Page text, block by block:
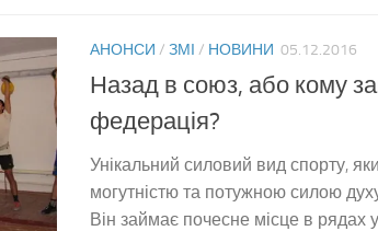
АНОНСИ / ЗМІ / НОВИНИ 05.12.2016
Назад в союз, або кому
федерація?
Унікальний силовий вид спорту,
могутністю та потужною силою
Він займає почесне місце в рядах